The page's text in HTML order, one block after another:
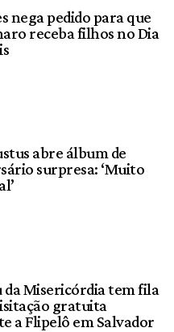
nega pedido para que
receba filhos no Dia
abre álbum de
surpresa: ‘Muito
da Misericórdia tem fila
gratuita
a Flipelô em Salvador